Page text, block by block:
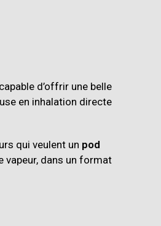
d’offrir une belle
en inhalation directe
qui veulent un pod
vapeur, dans un format